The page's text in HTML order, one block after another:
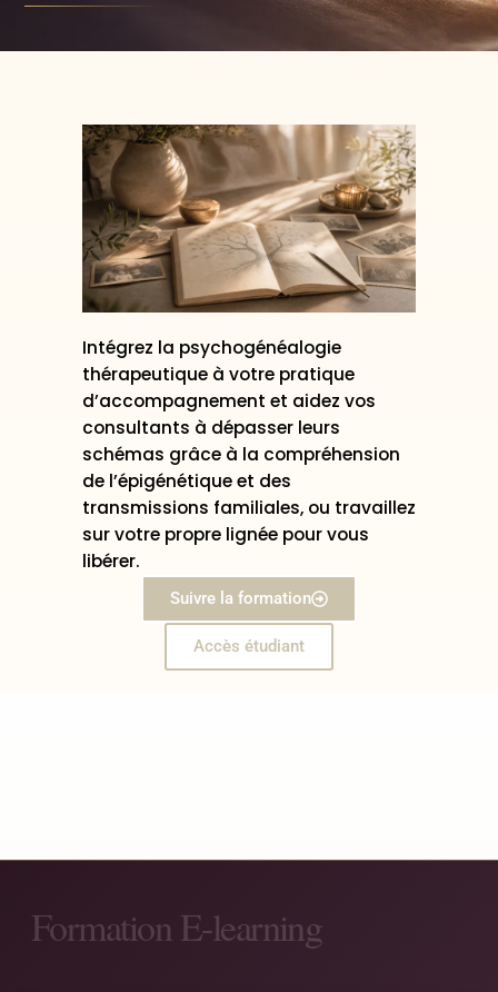
Intégrez la psychogénéalogie
thérapeutique à votre pratique
d’accompagnement et aidez vos
consultants à dépasser leurs
schémas grâce à la compréhension
de l’épigénétique et des
transmissions familiales, ou travaillez
sur votre propre lignée pour vous
libérer.
Suivre la formation
Accès étudiant